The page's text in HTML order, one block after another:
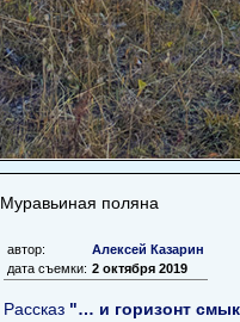
Муравьиная поляна
автор:
Алексей Казарин
дата съемки: 2 октября 2019
Рассказ "… и горизонт